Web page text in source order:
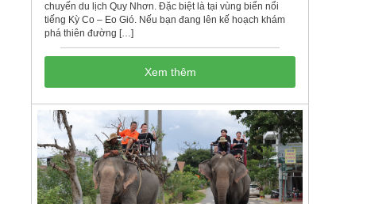
chuyến du lịch Quy Nhơn. Đặc biệt là tại vùng biển nổi
tiếng Kỳ Co – Eo Gió. Nếu bạn đang lên kế hoạch khám
phá thiên đường […]